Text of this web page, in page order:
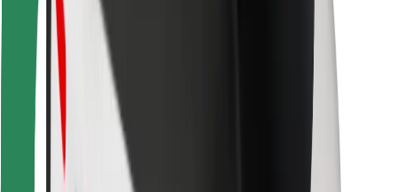
Letališča
Bolt polnilne postaje
Pomoč
Za potnike
Za voznike
Za dostavljavce